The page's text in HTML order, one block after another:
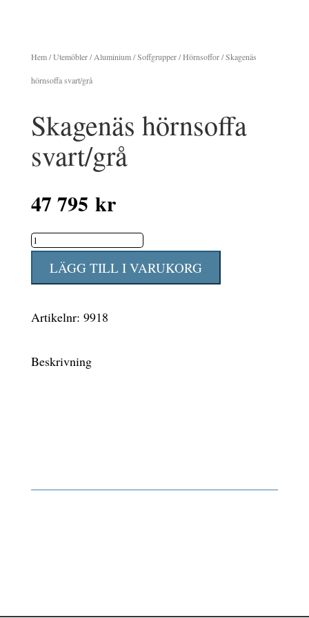
Hem/Utemöbler/Aluminium/Soffgrupper/Hörnsoffor/ Skagenäs
hörnsoffa svart/grå
Skagenäs hörnsoffa
svart/grå
47 795 kr
Skagenäs
hörnsoffa
svart/grå
LÄGG TILL I VARUKORG
Artikelnr: 9918
Beskrivning